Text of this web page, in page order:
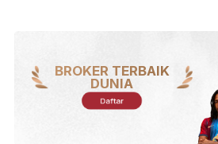
BROKER TERBAIK
DUNIA
Daftar